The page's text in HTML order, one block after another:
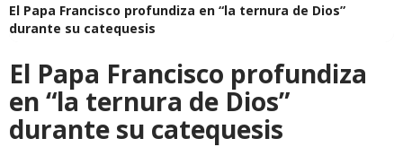
El Papa Francisco profundiza en “la ternura de Dios”
durante su catequesis
El Papa Francisco profundiza
en “la ternura de Dios”
durante su catequesis